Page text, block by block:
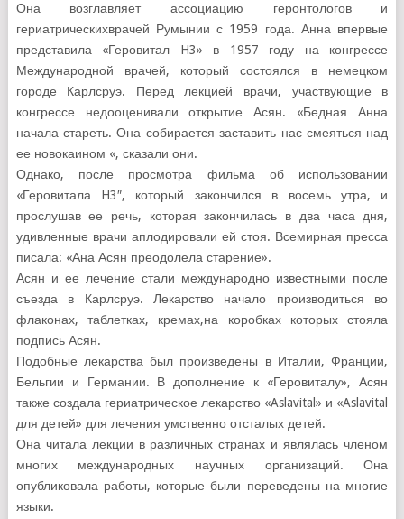
Она возглавляет ассоциацию геронтологов и
гериатрическихврачей Румынии с 1959 года. Анна впервые
представила «Геровитал H3» в 1957 году на конгрессе
Международной врачей, который состоялся в немецком
городе Карлсруэ. Перед лекцией врачи, участвующие в
конгрессе недооценивали открытие Асян. «Бедная Анна
начала стареть. Она собирается заставить нас смеяться над
ее новокаином «, сказали они.
Однако, после просмотра фильма об использовании
«Геровитала H3″, который закончился в восемь утра, и
прослушав ее речь, которая закончилась в два часа дня,
удивленные врачи аплодировали ей стоя. Всемирная пресса
писала: «Ана Асян преодолела старение».
Асян и ее лечение стали международно известными после
съезда в Карлсруэ. Лекарство начало производиться во
флаконах, таблетках, кремах,на коробках которых стояла
подпись Асян.
Подобные лекарства был произведены в Италии, Франции,
Бельгии и Германии. В дополнение к «Геровиталу», Асян
также создала гериатрическое лекарство «Aslavital» и «Aslavital
для детей» для лечения умственно отсталых детей.
Она читала лекции в различных странах и являлась членом
многих международных научных организаций. Она
опубликовала работы, которые были переведены на многие
языки.